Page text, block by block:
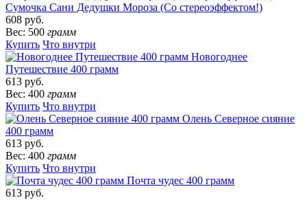
Сумочка Сани Дедушки Мороза (Со стереоэффектом!)
608 руб.
Вес: 500 грамм
Купить Что внутри
Новогоднее
Путешествие 400 грамм
613 руб.
Вес: 400 грамм
Купить Что внутри
Олень Северное сияние
400 грамм
613 руб.
Вес: 400 грамм
Купить Что внутри
Почта чудес 400 грамм
613 руб.